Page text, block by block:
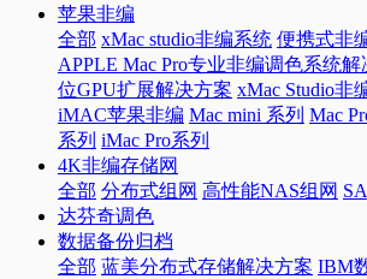
苹果非编
全部 xMac studio非编系统 便携式非
APPLE Mac Pro专业非编调色系统解
位GPU扩展解决方案 xMac Studio非
iMAC苹果非编 Mac mini 系列 Mac
系列 iMac Pro系列
4K非编存储网
全部 分布式组网 高性能NAS组网
达芬奇调色
数据备份归档
全部 蓝美分布式存储解决方案 IBM